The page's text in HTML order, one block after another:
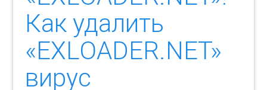
Как удалить
«EXLOADER.NET»
вирус